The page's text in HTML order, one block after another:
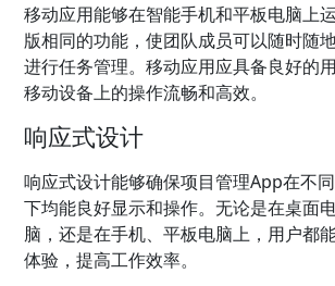
移动应用能够在智能手机和平板电脑上
版相同的功能，使团队成员可以随时随
进行任务管理。移动应用应具备良好的
移动设备上的操作流畅和高效。
响应式设计
响应式设计能够确保项目管理App在不
下均能良好显示和操作。无论是在桌面
脑，还是在手机、平板电脑上，用户都
体验，提高工作效率。